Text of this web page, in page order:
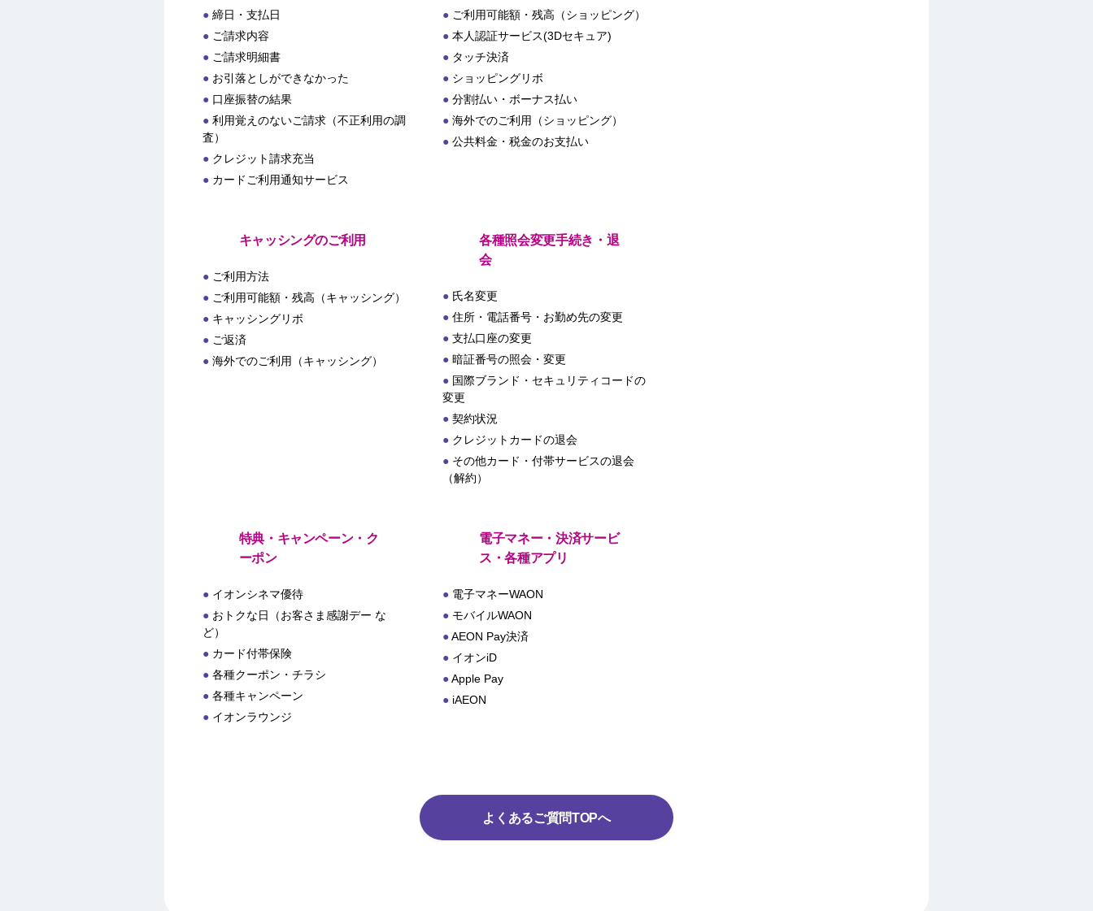
締日・支払日
ご請求内容
ご請求明細書
お引落としができなかった
口座振替の結果
利用覚えのないご請求（不正利用の調
査）
クレジット請求充当
カードご利用通知サービス
ご利用可能額・残高（ショッピング）
本人認証サービス(3Dセキュア)
タッチ決済
ショッピングリボ
分割払い・ボーナス払い
海外でのご利用（ショッピング）
公共料金・税金のお支払い
キャッシングのご利用
ご利用方法
ご利用可能額・残高（キャッシング）
キャッシングリボ
ご返済
海外でのご利用（キャッシング）
各種照会変更手続き・退
会
氏名変更
住所・電話番号・お勤め先の変更
支払口座の変更
暗証番号の照会・変更
国際ブランド・セキュリティコードの
変更
契約状況
クレジットカードの退会
その他カード・付帯サービスの退会
（解約）
特典・キャンペーン・ク
ーポン
イオンシネマ優待
おトクな日（お客さま感謝デー な
ど）
カード付帯保険
各種クーポン・チラシ
各種キャンペーン
イオンラウンジ
電子マネー・決済サービ
ス・各種アプリ
電子マネーWAON
モバイルWAON
AEON Pay決済
イオンiD
Apple Pay
iAEON
よくあるご質問TOPへ